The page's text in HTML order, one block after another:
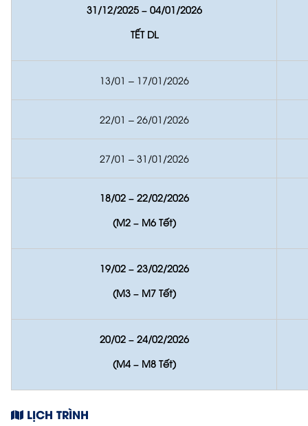
31/12/2025 – 04/01/2026
TẾT DL
13/01 – 17/01/2026
22/01 – 26/01/2026
27/01 – 31/01/2026
18/02 – 22/02/2026
(M2 – M6 Tết)
19/02 – 23/02/2026
(M3 – M7 Tết)
20/02 – 24/02/2026
(M4 – M8 Tết)
LỊCH TRÌNH